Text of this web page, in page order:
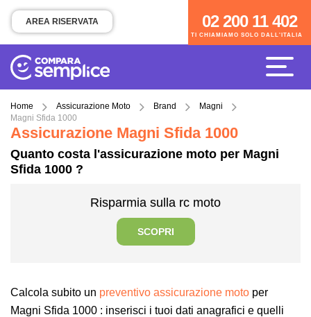
TI CHIAMIAMO SOLO DALL'ITALIA
02 200 11 402
AREA RISERVATA
Home Assicurazione Moto Brand
Magni
Magni Sfida 1000
Assicurazione Magni Sfida 1000
Quanto costa l'assicurazione moto per Magni
Sfida 1000 ?
Risparmia sulla rc moto
SCOPRI
Calcola subito un preventivo assicurazione moto per
Magni Sfida 1000 : inserisci i tuoi dati anagrafici e quelli
02 200 11 402